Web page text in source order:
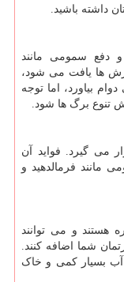
داشته باشید.
دفع سمومی مانند
ها یافت می شود،
بیاورد، اما توجه
تنوع برگ ها شود.
می گیرد. فواید آن
مانند فرمالدهید و
هستند و می توانند
شما اضافه کنند.
آب بسیار کمی و خاک